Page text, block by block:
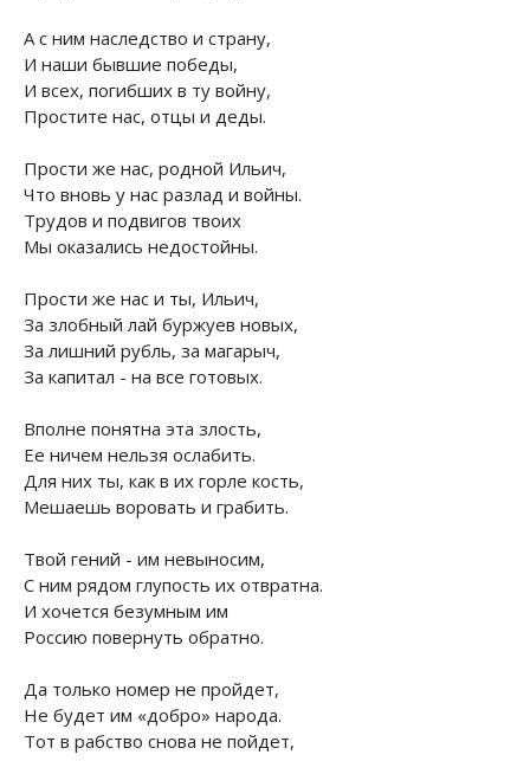
А с ним наследство и страну,
И наши бывшие победы,
И всех, погибших в ту войну,
Простите нас, отцы и деды.
Прости же нас, родной Ильич,
Что вновь у нас разлад и войны.
Трудов и подвигов твоих
Мы оказались недостойны.
Прости же нас и ты, Ильич,
За злобный лай буржуев новых,
За лишний рубль, за магарыч,
За капитал - на все готовых.
Вполне понятна эта злость,
Ее ничем нельзя ослабить.
Для них ты, как в их горле кость,
Мешаешь воровать и грабить.
Твой гений - им невыносим,
С ним рядом глупость их отвратна.
И хочется безумным им
Россию повернуть обратно.
Да только номер не пройдет,
Не будет им «добро» народа.
Тот в рабство снова не пойдет,